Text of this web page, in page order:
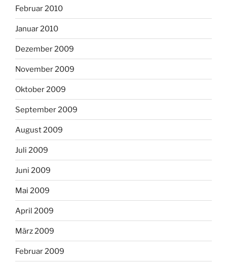
Februar 2010
Januar 2010
Dezember 2009
November 2009
Oktober 2009
September 2009
August 2009
Juli 2009
Juni 2009
Mai 2009
April 2009
März 2009
Februar 2009